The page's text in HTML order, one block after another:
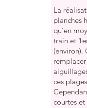
La
planches
qu’en
train et
(environ).
ces
courtes et